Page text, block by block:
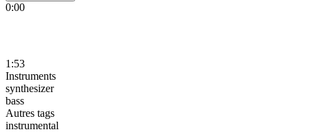
0:00
1:53
Instruments
synthesizer
bass
Autres tags
instrumental